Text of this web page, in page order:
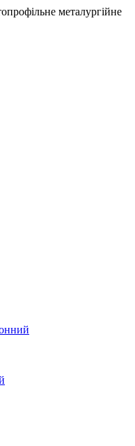
металургійне